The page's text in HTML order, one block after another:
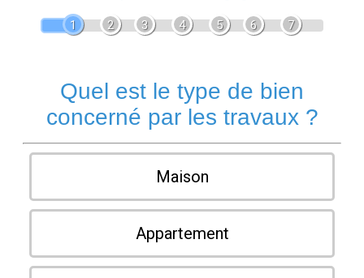
1 2 3 4 5 6 7
Quel est le type de bien
concerné par les travaux ?
Maison
Appartement